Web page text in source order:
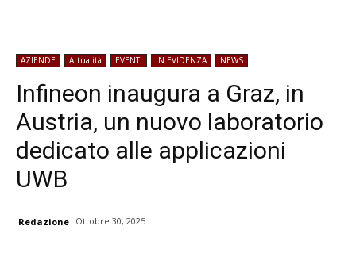
AZIENDE Attualità EVENTI IN EVIDENZA NEWS
Infineon inaugura a Graz, in
Austria, un nuovo laboratorio
dedicato alle applicazioni
UWB
Redazione Ottobre 30, 2025